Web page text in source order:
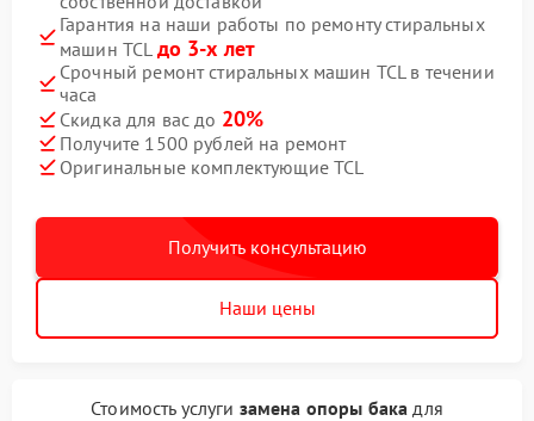
Гарантия на наши работы по ремонту стиральных
машин TCL до 3-х лет
Срочный ремонт стиральных машин TCL в течении
часа
Скидка для вас до 20%
Получите 1500 рублей на ремонт
Оригинальные комплектующие TCL
Получить консультацию
Наши цены
Стоимость услуги замена опоры бака для